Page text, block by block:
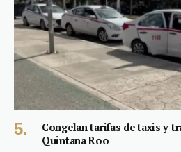
Congelan tarifas de taxis y
Quintana Roo